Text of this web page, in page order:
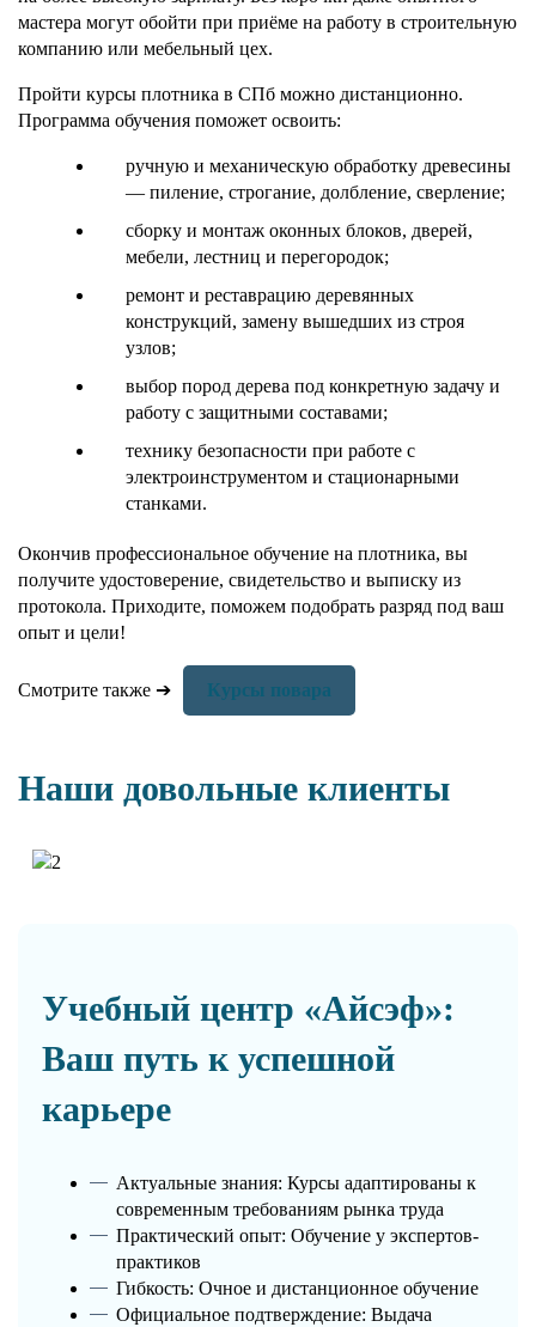
мастера могут обойти при приёме на работу в строительную
компанию или мебельный цех.
Пройти курсы плотника в СПб можно дистанционно.
Программа обучения поможет освоить:
ручную и механическую обработку древесины
— пиление, строгание, долбление, сверление;
сборку и монтаж оконных блоков, дверей,
мебели, лестниц и перегородок;
ремонт и реставрацию деревянных
конструкций, замену вышедших из строя
узлов;
выбор пород дерева под конкретную задачу и
работу с защитными составами;
технику безопасности при работе с
электроинструментом и стационарными
станками.
Окончив профессиональное обучение на плотника, вы
получите удостоверение, свидетельство и выписку из
протокола. Приходите, поможем подобрать разряд под ваш
опыт и цели!
Смотрите также ➔ Курсы повара
Наши довольные клиенты
Учебный центр «Айсэф»:
Ваш путь к успешной
карьере
Актуальные знания: Курсы адаптированы к
современным требованиям рынка труда
Практический опыт: Обучение у экспертов-
практиков
Гибкость: Очное и дистанционное обучение
Официальное подтверждение: Выдача